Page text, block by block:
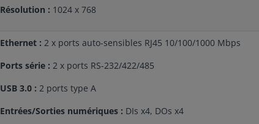
Résolution : 1024 x 768
Ethernet : 2 x ports auto-sensibles RJ45 10/100/1000 Mbps
Ports série : 2 x ports RS-232/422/485
USB 3.0 : 2 ports type A
Entrées/Sorties numériques : DIs x4, DOs x4